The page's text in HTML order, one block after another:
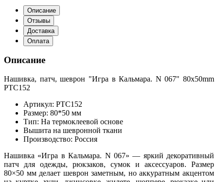
Описание
Отзывы
Доставка
Оплата
Описание
Нашивка, патч, шеврон "Игра в Кальмара. N 067" 80x50mm
PTC152
Артикул: PTC152
Размер: 80*50 мм
Тип: На термоклеевой основе
Вышита на шевронной ткани
Производство: Россия
Нашивка «Игра в Кальмара. N 067» — яркий декоративный
патч для одежды, рюкзаков, сумок и аксессуаров. Размер
80×50 мм делает шеврон заметным, но аккуратным акцентом